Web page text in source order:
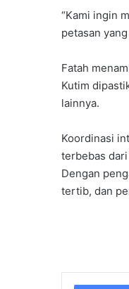
“Kami ingin
petasan
Fatah
Kutim
lainnya.
Koordinasi
terbebas
Dengan
tertib, dan